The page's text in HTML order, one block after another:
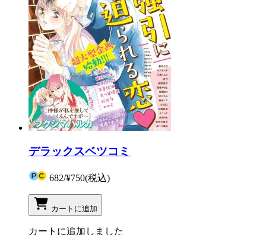
デラックスベツコミ
682/¥750(税込)
カートに追加
カートに追加しました